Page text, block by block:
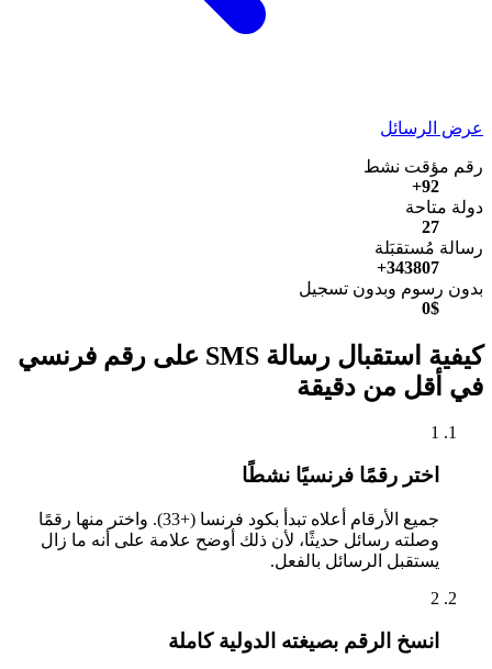
عرض الرسائل
رقم مؤقت نشط
92+
دولة متاحة
27
رسالة مُستقبَلة
343807+
بدون رسوم وبدون تسجيل
0$
كيفية استقبال رسالة SMS على رقم فرنسي
في أقل من دقيقة
1
اختر رقمًا فرنسيًا نشطًا
جميع الأرقام أعلاه تبدأ بكود فرنسا (+33). واختر منها رقمًا
وصلته رسائل حديثًا، لأن ذلك أوضح علامة على أنه ما زال
يستقبل الرسائل بالفعل.
2
انسخ الرقم بصيغته الدولية كاملة